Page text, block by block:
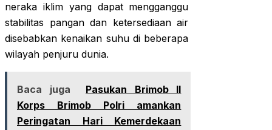
neraka iklim yang dapat mengganggu
stabilitas pangan dan ketersediaan air
disebabkan kenaikan suhu di beberapa
wilayah penjuru dunia.
Baca juga
Pasukan Brimob II
Korps Brimob Polri amankan
Peringatan Hari Kemerdekaan